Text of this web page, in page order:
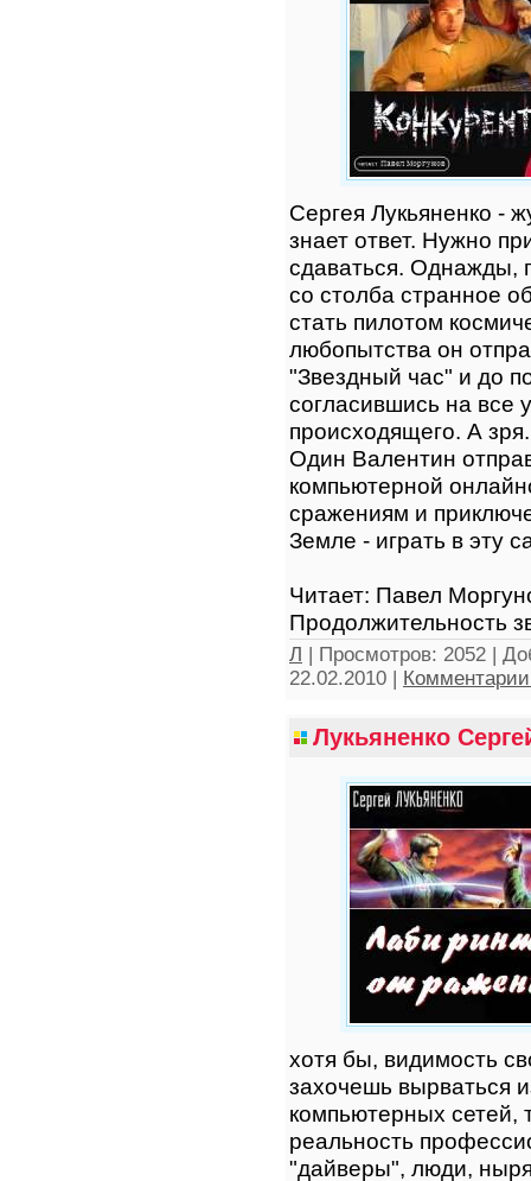
Сергея Лукьяненко -
знает ответ. Нужно
сдаваться. Однажды,
со столба странное
стать пилотом
любопытства он
"Звездный час" и до
согласившись на все
происходящего. А
Один Валентин
компьютерной
сражениям и
Земле - играть в эту
Читает: Павел
Продолжительность
Л | Просмотров: 2052 |
22.02.2010 |
Лукьяненко
хотя бы, видимость
захочешь вырваться
компьютерных сетей,
реальность
"дайверы", люди,